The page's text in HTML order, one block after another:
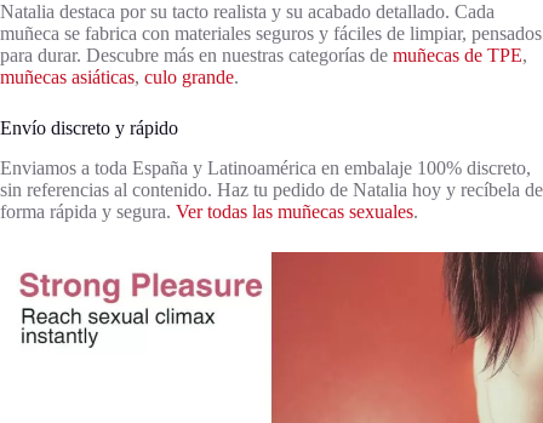
Natalia destaca por su tacto realista y su acabado detallado. Cada
muñeca se fabrica con materiales seguros y fáciles de limpiar, pensados
para durar. Descubre más en nuestras categorías de muñecas de TPE,
muñecas asiáticas, culo grande.
Envío discreto y rápido
Enviamos a toda España y Latinoamérica en embalaje 100% discreto,
sin referencias al contenido. Haz tu pedido de Natalia hoy y recíbela de
forma rápida y segura. Ver todas las muñecas sexuales.